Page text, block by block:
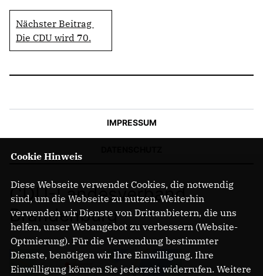
Nächster Beitrag
Die CDU wird 70.
IMPRESSUM
CDU-Landesverband
Brandenburg
Cookie Hinweis
Diese Webseite verwendet Cookies, die notwendig
sind, um die Webseite zu nutzen. Weiterhin
verwenden wir Dienste von Drittanbietern, die uns
helfen, unser Webangebot zu verbessern (Website-
Optmierung). Für die Verwendung bestimmter
Dienste, benötigen wir Ihre Einwilligung. Ihre
Einwilligung können Sie jederzeit widerrufen. Weitere